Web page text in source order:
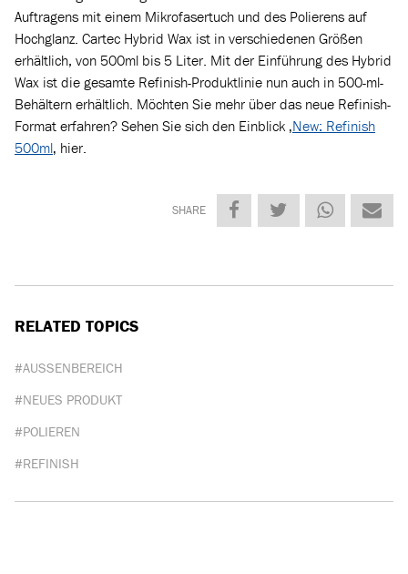
Auftragens mit einem Mikrofasertuch und des Polierens auf
Hochglanz. Cartec Hybrid Wax ist in verschiedenen Größen
erhältlich, von 500ml bis 5 Liter. Mit der Einführung des Hybrid
Wax ist die gesamte Refinish-Produktlinie nun auch in 500-ml-
Behältern erhältlich. Möchten Sie mehr über das neue Refinish-
Format erfahren? Sehen Sie sich den Einblick ‚New: Refinish
500ml‚ hier.
SHARE
RELATED TOPICS
#AUSSENBEREICH
#NEUES PRODUKT
#POLIEREN
#REFINISH